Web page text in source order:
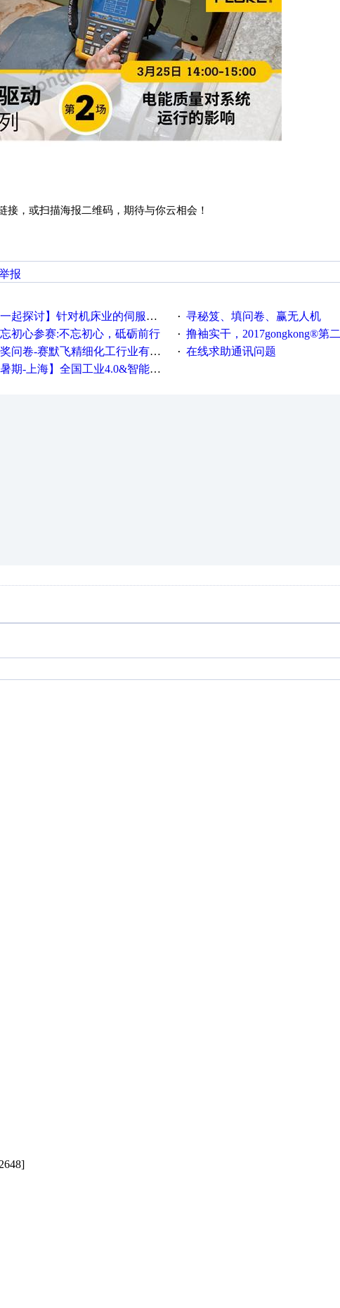
接，或扫描海报二维码，期待与你云相会！
报
起探讨】针对机床业的伺服系统发展，您的期望是什么？ · 寻秘笈、填问卷、赢无人机
初心参赛:不忘初心，砥砺前行 · 撸袖实干，2017gongkong®第二届智造工程师节正式起航！
问卷-赛默飞精细化工行业有奖调查来袭！ · 在线求助通讯问题
期-上海】全国工业4.0&智能制造高级培训班通知！